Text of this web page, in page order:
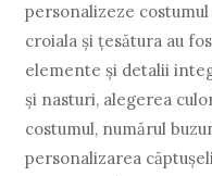
personalizeze
croiala şi ţesătura au
elemente şi detalii
şi nasturi, alegerea
costumul, numărul
personalizarea